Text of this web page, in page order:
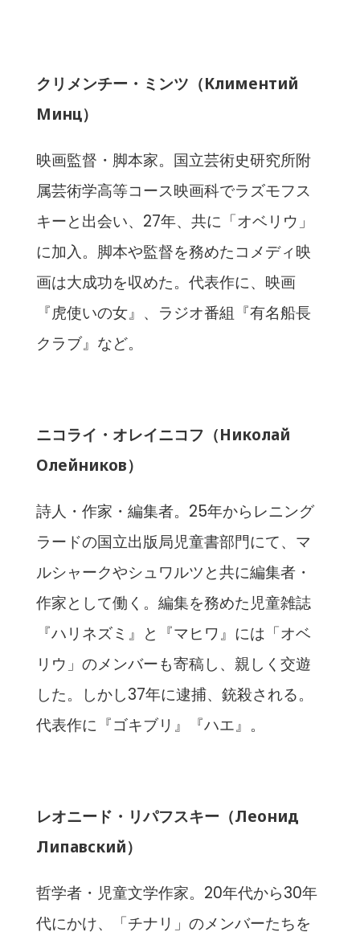
クリメンチー・ミンツ（Климентий
Минц）
映画監督・脚本家。国立芸術史研究所附
属芸術学高等コース映画科でラズモフス
キーと出会い、27年、共に「オベリウ」
に加入。脚本や監督を務めたコメディ映
画は大成功を収めた。代表作に、映画
『虎使いの女』、ラジオ番組『有名船長
クラブ』など。
ニコライ・オレイニコフ（Николай
Олейников）
詩人・作家・編集者。25年からレニング
ラードの国立出版局児童書部門にて、マ
ルシャークやシュワルツと共に編集者・
作家として働く。編集を務めた児童雑誌
『ハリネズミ』と『マヒワ』には「オベ
リウ」のメンバーも寄稿し、親しく交遊
した。しかし37年に逮捕、銃殺される。
代表作に『ゴキブリ』『ハエ』。
レオニード・リパフスキー（Леонид
Липавский）
哲学者・児童文学作家。20年代から30年
代にかけ、「チナリ」のメンバーたちを